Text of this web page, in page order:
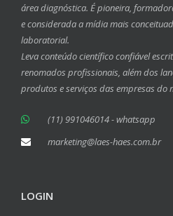
área diagnóstica. É pioneira,
e considerada a mídia mais
laboratorial.
Leva conteúdo científico confiável
renomados profissionais, além dos
produtos e serviços das empresas do
(11) 991046014 - whatsapp
marketing@laes-haes.com.br
LOGIN